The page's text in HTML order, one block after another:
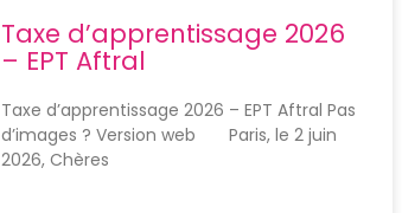
Taxe d’apprentissage 2026
– EPT Aftral
Taxe d’apprentissage 2026 – EPT Aftral Pas
d’images ? Version web Paris, le 2 juin
2026, Chères